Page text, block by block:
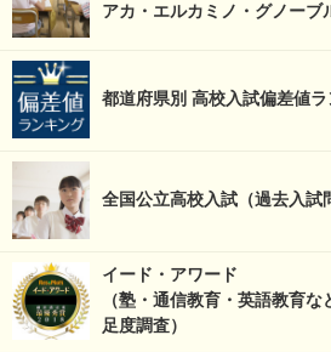
アカ・エルカミノ・グノーブ
都道府県別 高校入試偏差値
全国公立高校入試（過去入試
イード・アワード
（塾・通信教育・英語教育
足度調査）